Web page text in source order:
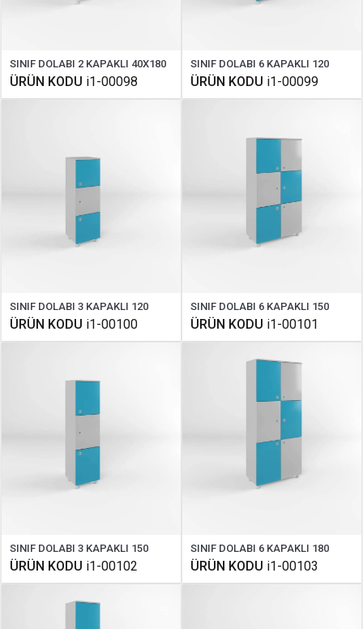
SINIF DOLABI 2 KAPAKLI 40X180
ÜRÜN KODU i1-00098
SINIF DOLABI 6 KAPAKLI 120
ÜRÜN KODU i1-00099
SINIF DOLABI 3 KAPAKLI 120
ÜRÜN KODU i1-00100
SINIF DOLABI 6 KAPAKLI 150
ÜRÜN KODU i1-00101
SINIF DOLABI 3 KAPAKLI 150
ÜRÜN KODU i1-00102
SINIF DOLABI 6 KAPAKLI 180
ÜRÜN KODU i1-00103